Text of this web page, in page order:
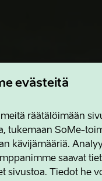
evästeitä
räätälöimään
tukemaan SoMe-
kävijämääriä.
saavat
sivustoa. Tiedot he